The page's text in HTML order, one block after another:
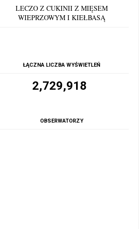
LECZO Z CUKINII Z MIĘSEM
WIEPRZOWYM I KIEŁBASĄ
ŁĄCZNA LICZBA WYŚWIETLEŃ
2,729,918
OBSERWATORZY